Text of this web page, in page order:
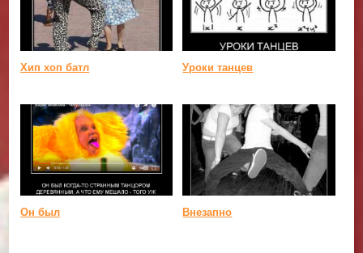
Хип хоп батл Уроки танцев
Он был Внезапно